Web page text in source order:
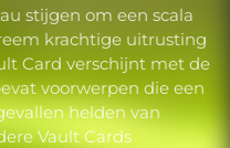
stijgen om een scala
krachtige uitrusting
Card verschijnt met de
voorwerpen die een
helden van
Vault Cards